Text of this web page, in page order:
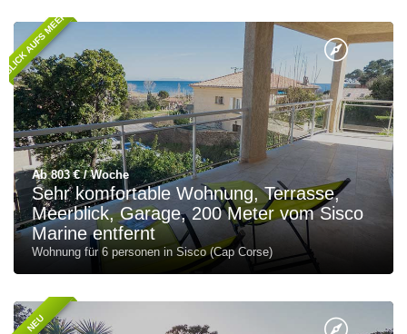
BLICK AUFS MEER
Ab 803 € / Woche
Sehr komfortable Wohnung, Terrasse,
Meerblick, Garage, 200 Meter vom Sisco
Marine entfernt
Wohnung für 6 personen in Sisco (Cap Corse)
NEU